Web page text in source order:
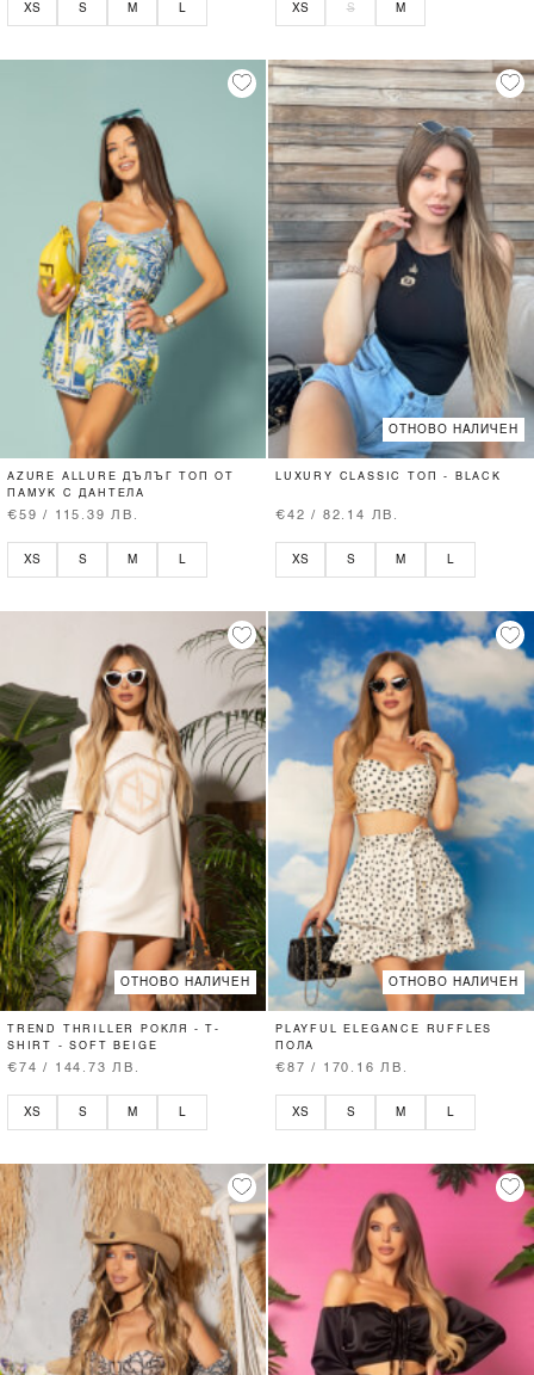
XS S M XS S M
AZURE ALLURE ДЪЛЪГ ТОП ОТ
ПАМУК С ДАНТЕЛА
€59 / 115.39 ЛВ.
XS S M L
ОТНОВО НАЛИЧЕН
LUXURY CLASSIC ТОП - BLACK
€42 / 82.14 ЛВ.
XS S M L
ОТНОВО НАЛИЧЕН
TREND THRILLER РОКЛЯ - T-
SHIRT - SOFT BEIGE
€74 / 144.73 ЛВ.
XS S M
ОТНОВО НАЛИЧЕН
PLAYFUL ELEGANCE RUFFLES
ПОЛА
€87 / 170.16 ЛВ.
XS S M